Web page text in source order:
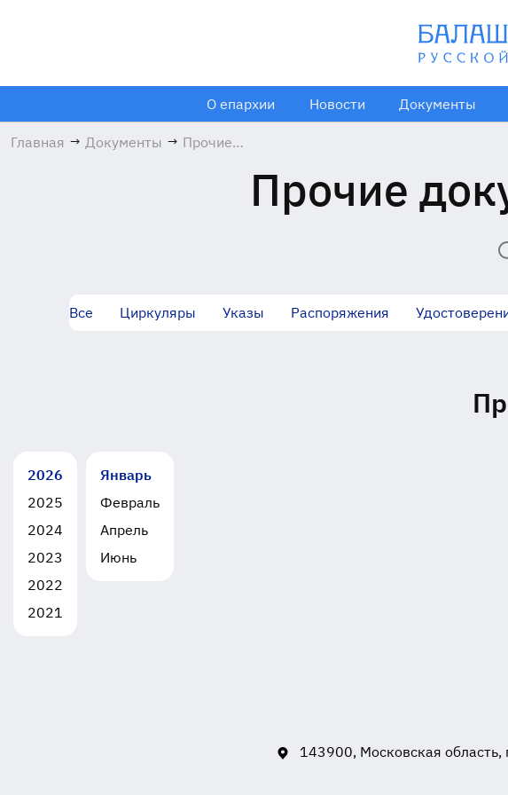
О епархии Новости Документы
Главная → Документы → Прочие
Прочие
Все Циркуляры Указы Распоряжения
2026
2025
2024
2023
2022
2021
Январь
Февраль
Апрель
Июнь
143900, Московская